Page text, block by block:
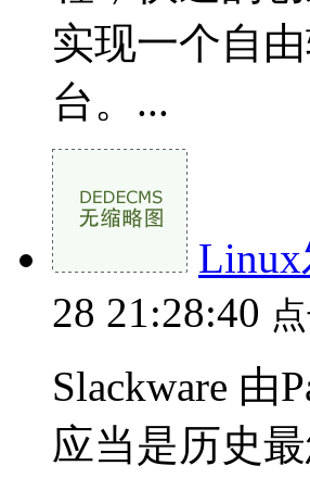
实现一个自
台。...
Linux
28 21:28:40
Slackware 由
应当是历史